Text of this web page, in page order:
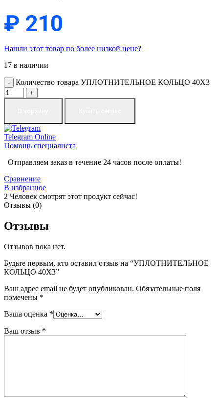
₽ 210
Нашли этот товар по более низкой цене?
17 в наличии
Количество товара УПЛОТНИТЕЛЬНОЕ КОЛЬЦО 40X3
Telegram Online
Помощь специалиста
Отправляем заказ в течение 24 часов после оплаты!
Сравнение
В избранное
2 Человек смотрят этот продукт сейчас!
Отзывы (0)
Отзывы
Отзывов пока нет.
Будьте первым, кто оставил отзыв на “УПЛОТНИТЕЛЬНОЕ
КОЛЬЦО 40X3”
Ваш адрес email не будет опубликован. Обязательные поля
помечены *
Ваша оценка *
Ваш отзыв *